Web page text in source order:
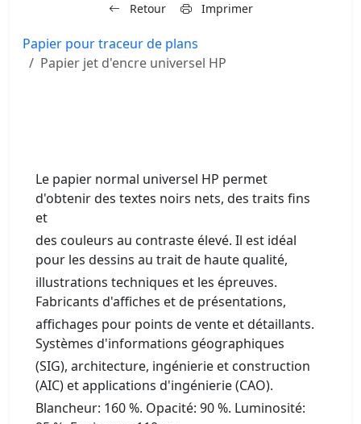
Retour Imprimer
Papier pour traceur de plans
Papier jet d'encre universel HP
Le papier normal universel HP permet
d'obtenir des textes noirs nets, des traits fins
et
des couleurs au contraste élevé. Il est idéal
pour les dessins au trait de haute qualité,
illustrations techniques et les épreuves.
Fabricants d'affiches et de présentations,
affichages pour points de vente et détaillants.
Systèmes d'informations géographiques
(SIG), architecture, ingénierie et construction
(AIC) et applications d'ingénierie (CAO).
Blancheur: 160 %. Opacité: 90 %. Luminosité: